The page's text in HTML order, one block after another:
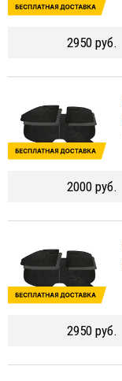
2950 руб.
2000 руб.
2950 руб.